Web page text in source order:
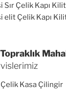
Sır Çelik Kapı
elit Çelik Kapı
Topraklık
Kasa Çilingir